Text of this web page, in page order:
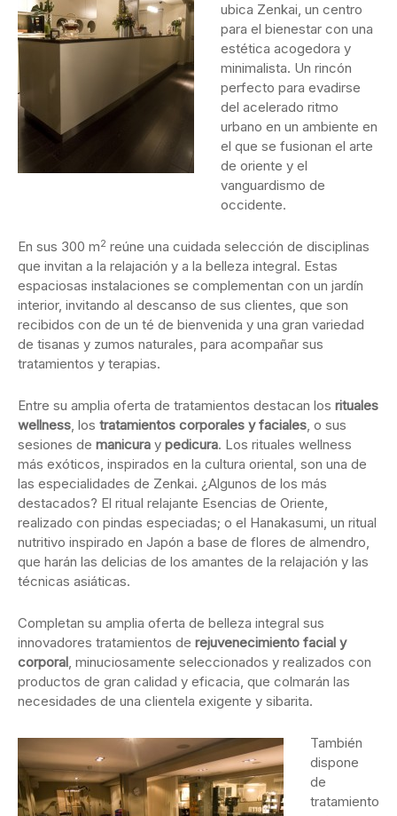
ubica Zenkai, un centro
para el bienestar con una
estética acogedora y
minimalista. Un rincón
perfecto para evadirse
del acelerado ritmo
urbano en un ambiente en
el que se fusionan el arte
de oriente y el
vanguardismo de
occidente.
En sus 300 m2 reúne una cuidada selección de disciplinas
que invitan a la relajación y a la belleza integral. Estas
espaciosas instalaciones se complementan con un jardín
interior, invitando al descanso de sus clientes, que son
recibidos con de un té de bienvenida y una gran variedad
de tisanas y zumos naturales, para acompañar sus
tratamientos y terapias.
Entre su amplia oferta de tratamientos destacan los rituales
wellness, los tratamientos corporales y faciales, o sus
sesiones de manicura y pedicura. Los rituales wellness
más exóticos, inspirados en la cultura oriental, son una de
las especialidades de Zenkai. ¿Algunos de los más
destacados? El ritual relajante Esencias de Oriente,
realizado con pindas especiadas; o el Hanakasumi, un ritual
nutritivo inspirado en Japón a base de flores de almendro,
que harán las delicias de los amantes de la relajación y las
técnicas asiáticas.
Completan su amplia oferta de belleza integral sus
innovadores tratamientos de rejuvenecimiento facial y
corporal, minuciosamente seleccionados y realizados con
productos de gran calidad y eficacia, que colmarán las
necesidades de una clientela exigente y sibarita.
También
dispone
de
tratamiento